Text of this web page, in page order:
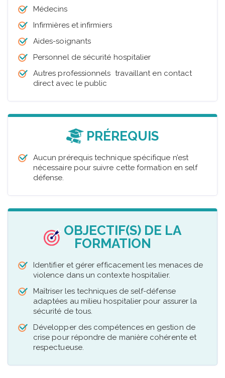
Médecins
Infirmières et infirmiers
Aides-soignants
Personnel de sécurité hospitalier
Autres professionnels travaillant en contact
direct avec le public
PRÉREQUIS
Aucun prérequis technique spécifique n’est
nécessaire pour suivre cette formation en self
défense.
OBJECTIF(S) DE LA
FORMATION
Identifier et gérer efficacement les menaces de
violence dans un contexte hospitalier.
Maîtriser les techniques de self-défense
adaptées au milieu hospitalier pour assurer la
sécurité de tous.
Développer des compétences en gestion de
crise pour répondre de manière cohérente et
respectueuse.